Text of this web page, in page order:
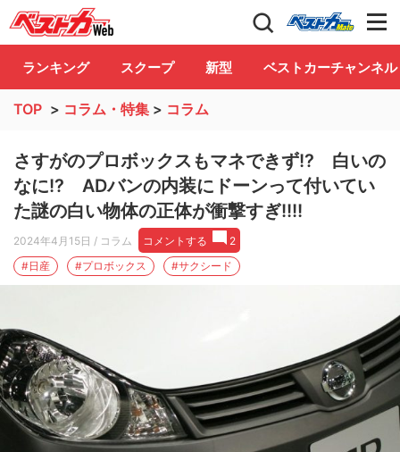
自動車情報誌「ベストカー」 Club
ランキング スクープ 新型 ベストカーチャンネル
TOP > コラム・特集 > コラム
さすがのプロボックスもマネできず!? 白いの
なに!? ADバンの内装にドーンって付いてい
た謎の白い物体の正体が衝撃すぎ!!!!
2024年4月15日 / コラム コメントする
2
#日産
#プロボックス #サクシード